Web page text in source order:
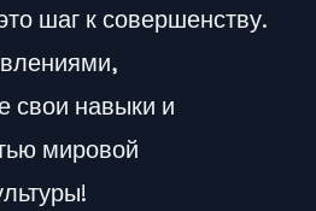
шаг к совершенству.
свои навыки и
мировой